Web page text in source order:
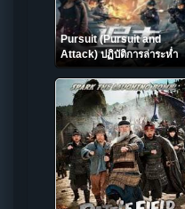
Pursuit (Pursuit and
Attack) ปฏิบัติการล่าระห่ำ
(2023) บรรยายไทย